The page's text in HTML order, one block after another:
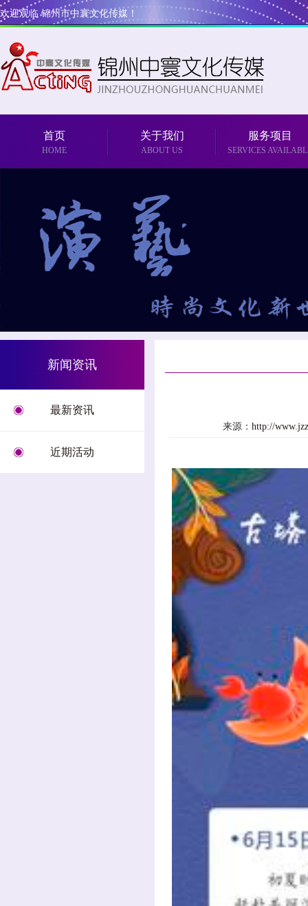
欢迎观临 锦州市中寰文化传媒！
首页
HOME
关于我们
ABOUT US
服务项目
SERVICES
新闻资讯
最新资讯
近期活动
来源： http://